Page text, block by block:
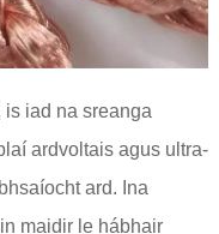
is iad na sreanga
ardvoltais agus ultra-
ard. Ina
maidir le hábhair